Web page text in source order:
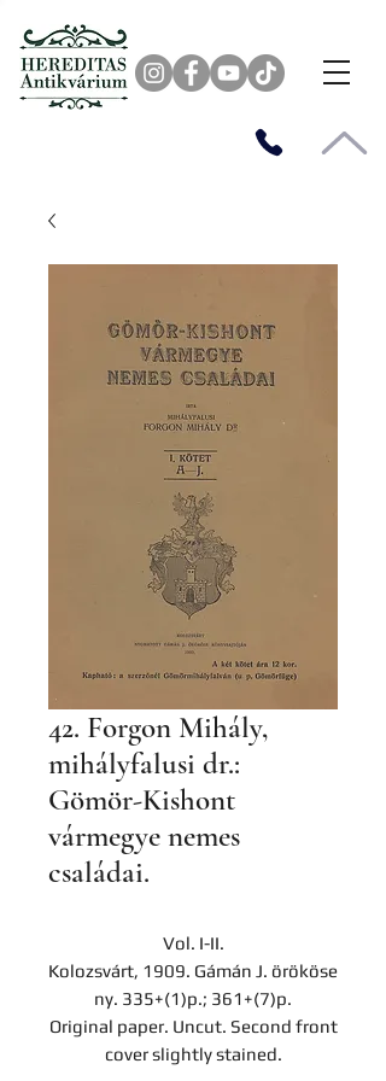
42. Forgon Mihály,
mihályfalusi dr.:
Gömör-Kishont
vármegye nemes
családai.
Vol. I-II.
Kolozsvárt, 1909. Gámán J. örököse
ny. 335+(1)p.; 361+(7)p.
Original paper. Uncut. Second front
cover slightly stained.